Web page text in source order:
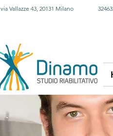
via Vallazze 43, 20131 Milano